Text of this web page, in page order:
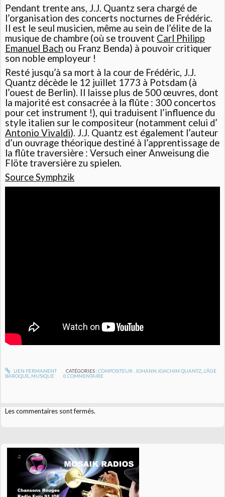
Pendant trente ans, J.J. Quantz sera chargé de
l’organisation des concerts nocturnes de Frédéric.
Il est le seul musicien, même au sein de l’élite de la
musique de chambre (où se trouvent Carl Philipp
Emanuel Bach ou Franz Benda) à pouvoir critiquer
son noble employeur !
Resté jusqu’à sa mort à la cour de Frédéric, J.J.
Quantz décède le 12 juillet 1773 à Potsdam (à
l’ouest de Berlin). Il laisse plus de 500 œuvres, dont
la majorité est consacrée à la flûte : 300 concertos
pour cet instrument !), qui traduisent l’influence du
style italien sur le compositeur (notamment celui d’
Antonio Vivaldi). J.J. Quantz est également l’auteur
d’un ouvrage théorique destiné à l’apprentissage de
la flûte traversière : Versuch einer Anweisung die
Flöte traversière zu spielen.
Source Symphzik
LIEN PERMANENT CATÉGORIES :COMPOSITEUR : JOHANN JOACHIM QUANTZ, L'ÂGE
BAROQUE MUSIQUE 0 COMMENTAIRE
Les commentaires sont fermés.